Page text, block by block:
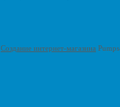
Создание интернет-магазина